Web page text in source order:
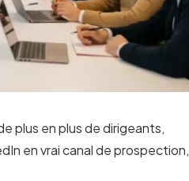
plus en plus de dirigeants,
en vrai canal de prospection,